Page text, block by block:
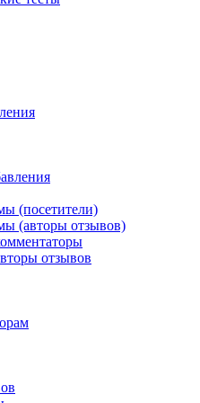
(посетители)
(авторы отзывов)
отзывов